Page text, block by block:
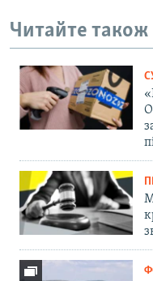
Читайте також